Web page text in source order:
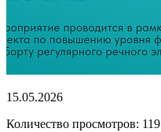
15.05.2026
Количество просмотров: 119